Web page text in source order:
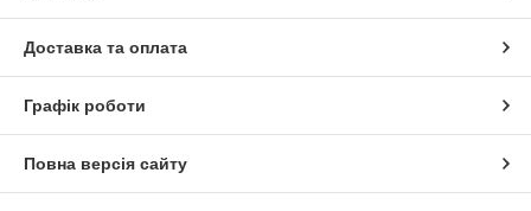
Доставка та оплата
Графік роботи
Повна версія сайту